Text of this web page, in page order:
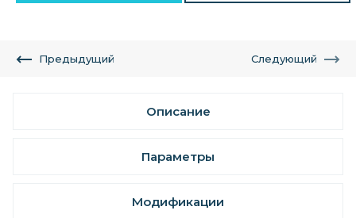
Предыдущий Следующий
Описание
Параметры
Модификации